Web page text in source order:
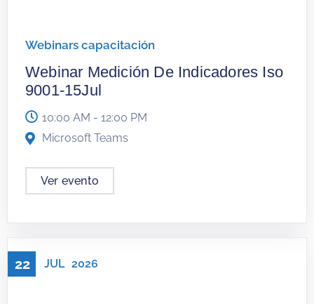
Webinars capacitación
Webinar Medición De Indicadores Iso
9001-15Jul
10:00 AM - 12:00 PM
Microsoft Teams
Ver evento
22 JUL 2026